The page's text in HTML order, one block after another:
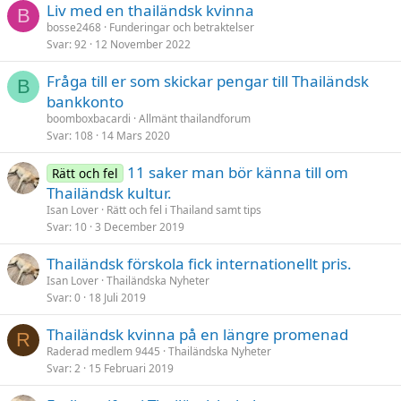
B Liv med en thailändsk kvinna
bosse2468 Funderingar och betraktelser
Svar 92 12 November 2022
B
Fråga till er som skickar pengar till Thailändsk
bankkonto
boomboxbacardi Allmänt thailandforum
Svar 108 14 Mars 2020
Rätt och fel
11 saker man bör känna till om
Thailändsk kultur.
Isan Lover Rätt och fel i Thailand samt tips
Svar 10 3 December 2019
Thailändsk förskola fick internationellt pris.
Isan Lover Thailändska Nyheter
Svar 0 18 Juli 2019
R Thailändsk kvinna på en längre promenad
Raderad medlem 9445 Thailändska Nyheter
Svar 2 15 Februari 2019